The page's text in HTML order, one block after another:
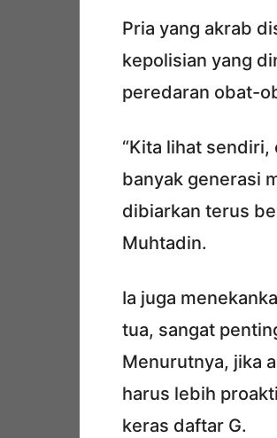
Pria yang akrab
kepolisian yang
peredaran obat-
“Kita lihat
banyak generasi
dibiarkan terus
Muhtadin.
Ia juga
tua, sangat
Menurutnya, jika
harus lebih
keras daftar G.